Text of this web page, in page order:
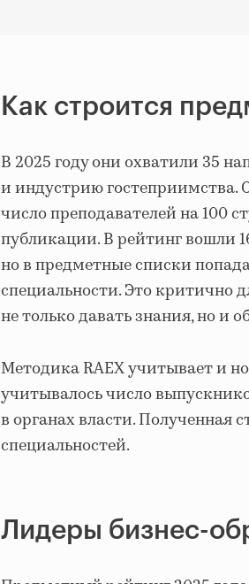
Как строится
В 2025 году они охватили 35
и индустрию гостеприимства.
число преподавателей на 100
публикации. В рейтинг вошли
но в предметные списки
специальности. Это критично
не только давать знания, но и
Методика RAEX учитывает и
учитывалось число
в органах власти. Полученная
специальностей.
Лидеры бизнес-